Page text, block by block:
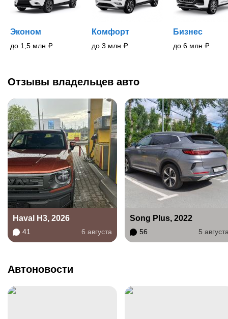
Эконом
до 1,5 млн ₽
Комфорт
до 3 млн ₽
Бизнес
до 6 млн ₽
Отзывы владельцев авто
Haval H3, 2026
41 6 августа
Song Plus, 2022
56 5
Автоновости